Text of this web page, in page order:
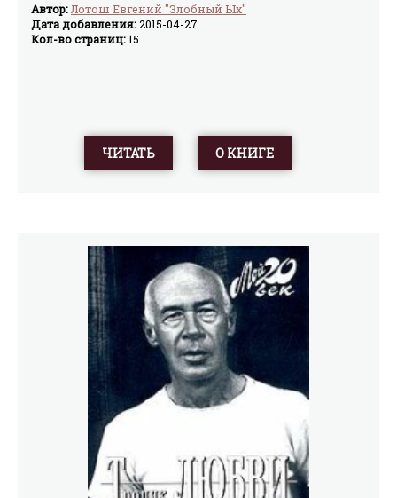
Автор:Лотош Евгений "Злобный Ых"
Дата добавления:2015-04-27
Кол-во страниц:15
ЧИТАТЬ О КНИГЕ